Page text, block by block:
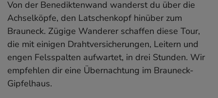
Von der Benediktenwand wanderst du über die
Achselköpfe, den Latschenkopf hinüber zum
Brauneck. Zügige Wanderer schaffen diese Tour,
die mit einigen Drahtversicherungen, Leitern und
engen Felsspalten aufwartet, in drei Stunden. Wir
empfehlen dir eine Übernachtung im Brauneck-
Gipfelhaus.